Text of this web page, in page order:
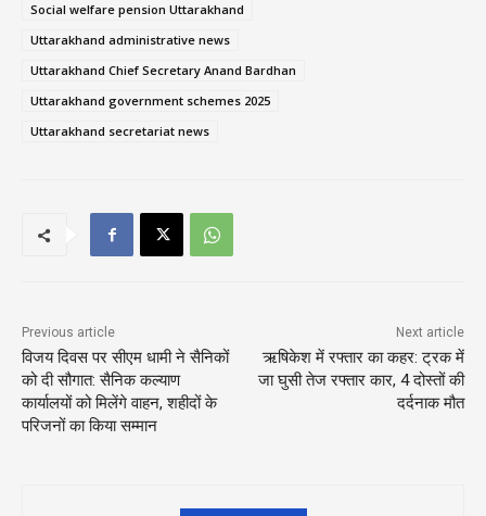
Social welfare pension Uttarakhand
Uttarakhand administrative news
Uttarakhand Chief Secretary Anand Bardhan
Uttarakhand government schemes 2025
Uttarakhand secretariat news
Previous article
विजय दिवस पर सीएम धामी ने सैनिकों
को दी सौगात: सैनिक कल्याण
कार्यालयों को मिलेंगे वाहन, शहीदों के
परिजनों का किया सम्मान
Next article
ऋषिकेश में रफ्तार का कहर: ट्रक में
जा घुसी तेज रफ्तार कार, 4 दोस्तों की
दर्दनाक मौत